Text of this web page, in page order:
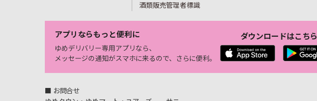
酒類販売管理者標識
アプリならもっと便利に
ゆめデリバリー専用アプリなら、
メッセージの通知がスマホに来るので、さらに便利。
ダウンロードはこちら
■ お問合せ